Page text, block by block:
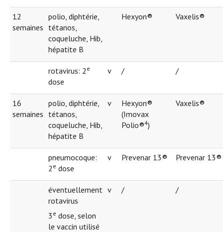
12
semaines
polio, diphtérie,
tétanos,
coqueluche, Hib,
hépatite B
Hexyon® Vaxelis®
rotavirus: 2 e
dose
v / /
16
semaines
polio, diphtérie,
tétanos,
coqueluche, Hib,
hépatite B
v
Hexyon®
(Imovax
Polio®4)
Vaxelis®
pneumocoque:
2 e dose
v Prevenar 13® Prevenar 13®
éventuellement
rotavirus
3 e dose, selon
le vaccin utilisé
v / /